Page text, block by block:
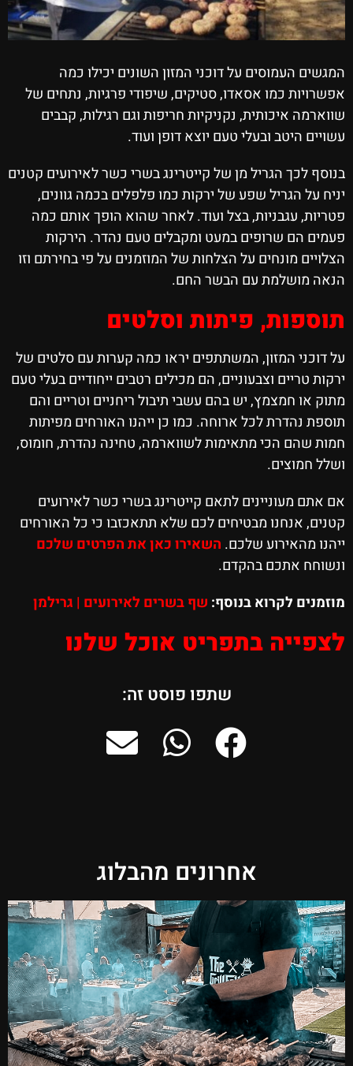
המגשים העמוסים על דוכני המזון השונים יכילו כמה
אפשרויות כמו אסאדו, סטיקים, שיפודי פרגיות, נתחים של
שווארמה איכותית, נקניקיות חריפות וגם רגילות, קבבים
עשויים היטב ובעלי טעם יוצא דופן ועוד.
בנוסף לכך הגריל מן של קייטרינג בשרי כשר לאירועים קטנים
יניח על הגריל שפע של ירקות כמו פלפלים בכמה גוונים,
פטריות, עגבניות, בצל ועוד. לאחר שהוא הופך אותם כמה
פעמים הם שרופים במעט ומקבלים טעם נהדר. הירקות
הצלויים מונחים על הצלחות של המוזמנים על פי בחירתם וזו
הנאה מושלמת עם הבשר החם.
תוספות, פיתות וסלטים
על דוכני המזון, המשתתפים יראו כמה קערות עם סלטים של
ירקות טריים וצבעוניים, הם מכילים רטבים ייחודיים בעלי טעם
מתוק או חמצמץ, יש בהם עשבי תיבול ריחניים וטריים והם
תוספת נהדרת לכל ארוחה. כמו כן ייהנו האורחים מפיתות
חמות שהם הכי מתאימות לשווארמה, טחינה נהדרת, חומוס,
ושלל חמוצים.
אם אתם מעוניינים לתאם קייטרינג בשרי כשר לאירועים
קטנים, אנחנו מבטיחים לכם שלא תתאכזבו כי כל האורחים
ייהנו מהאירוע שלכם. השאירו כאן את הפרטים שלכם
ונשוחח אתכם בהקדם.
מוזמנים לקרוא בנוסף: שף בשרים לאירועים | גרילמן
לצפייה בתפריט אוכל שלנו
שתפו פוסט זה:
אחרונים מהבלוג